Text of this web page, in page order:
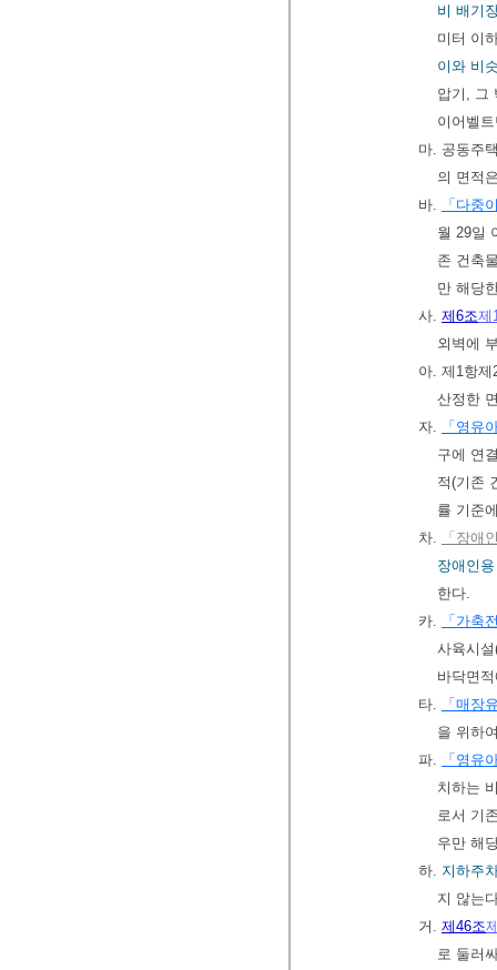
비 배기
미터 이
이와 비
압기, 그
이어벨
마. 공동주
의 면적
바.
「다중
월 29일
존 건축
만 해당
사. 제6조제
외벽에
아. 제1항
산정한
자.
「영유
구에 연
적(기존
률 기준
차.
「장애
장애인
한다.
카.
「가축
사육시
바닥면
타.
「매장
을 위하
파.
「영유
치하는
로서 기
우만 해
하. 지하주
지 않는
거. 제46조
로 둘러